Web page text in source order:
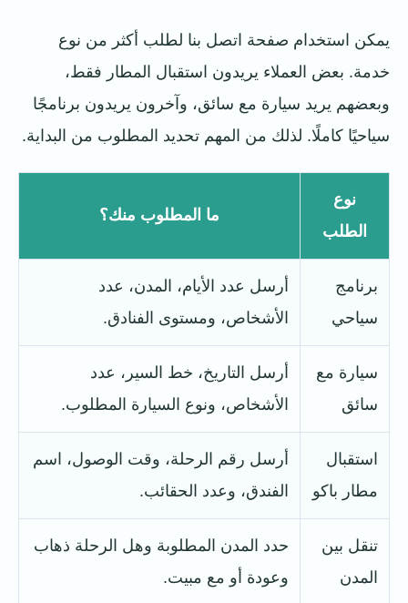
يمكن استخدام صفحة اتصل بنا لطلب أكثر من نوع
خدمة. بعض العملاء يريدون استقبال المطار فقط،
وبعضهم يريد سيارة مع سائق، وآخرون يريدون برنامجًا
سياحيًا كاملًا. لذلك من المهم تحديد المطلوب من البداية.
نوع
الطلب
ما المطلوب منك؟
برنامج
سياحي
أرسل عدد الأيام، المدن، عدد
الأشخاص، ومستوى الفنادق.
سيارة مع
سائق
أرسل التاريخ، خط السير، عدد
الأشخاص، ونوع السيارة المطلوب.
استقبال
مطار باكو
أرسل رقم الرحلة، وقت الوصول، اسم
الفندق، وعدد الحقائب.
تنقل بين
المدن
حدد المدن المطلوبة وهل الرحلة ذهاب
وعودة أو مع مبيت.